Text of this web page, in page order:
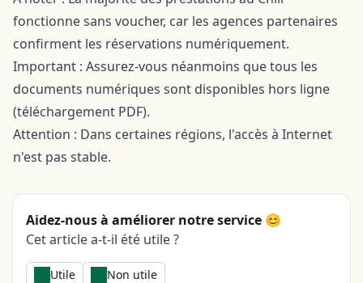
fonctionne sans voucher, car les agences partenaires
confirment les réservations numériquement.
Important : Assurez-vous néanmoins que tous les
documents numériques sont disponibles hors ligne
(téléchargement PDF).
Attention : Dans certaines régions, l'accès à Internet
n'est pas stable.
Aidez-nous à améliorer notre service 😊
Cet article a-t-il été utile ?
Utile Non utile